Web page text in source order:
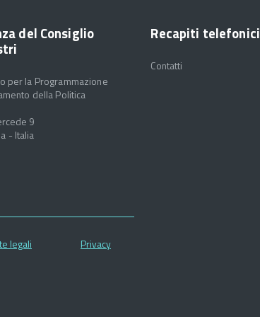
del Consiglio
per la Programmazione
della Politica
9
- Italia
Recapiti telefonici
Contatti
legali Privacy